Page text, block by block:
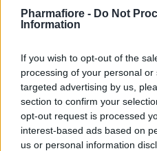
Pharmafiore - Do Not
Information
If you wish to opt-out of the
processing of your personal
targeted advertising by us,
section to confirm your
opt-out request is processed
interest-based ads based on
us or personal information